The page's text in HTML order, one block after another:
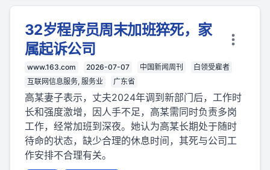
32岁程序员周末加班猝死，家
属起诉公司
www.163.com 2026-07-07 中国新闻周刊
白领受雇者
互联网信息服务, 服务业
广东省
高某妻子表示，丈夫2024年调到新部门后，工作时
长和强度激增，因人手不足，高某需同时负责多岗
工作，经常加班到深夜。她认为高某长期处于随时
待命的状态，缺少合理的休息时间，其死与公司工
作安排不合理有关。